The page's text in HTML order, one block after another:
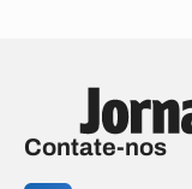
Contate-nos